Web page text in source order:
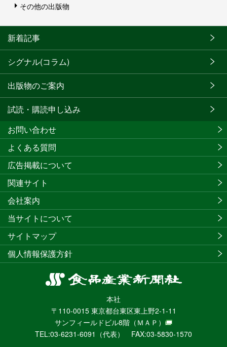
その他の出版物
新着記事
シグナル(コラム)
出版物のご案内
試読・購読申し込み
食
産
業
新
聞
本社
〒110-0015 東京都台東区東上野2-1-11
サンフィールドビル8階 （ＭＡＰ）
TEL:03-6231-6091（代表） FAX:03-5830-1570
お問い合わせ
よくある質問
広告掲載について
関連サイト
会社案内
当サイトについて
サイトマップ
個人情報保護方針